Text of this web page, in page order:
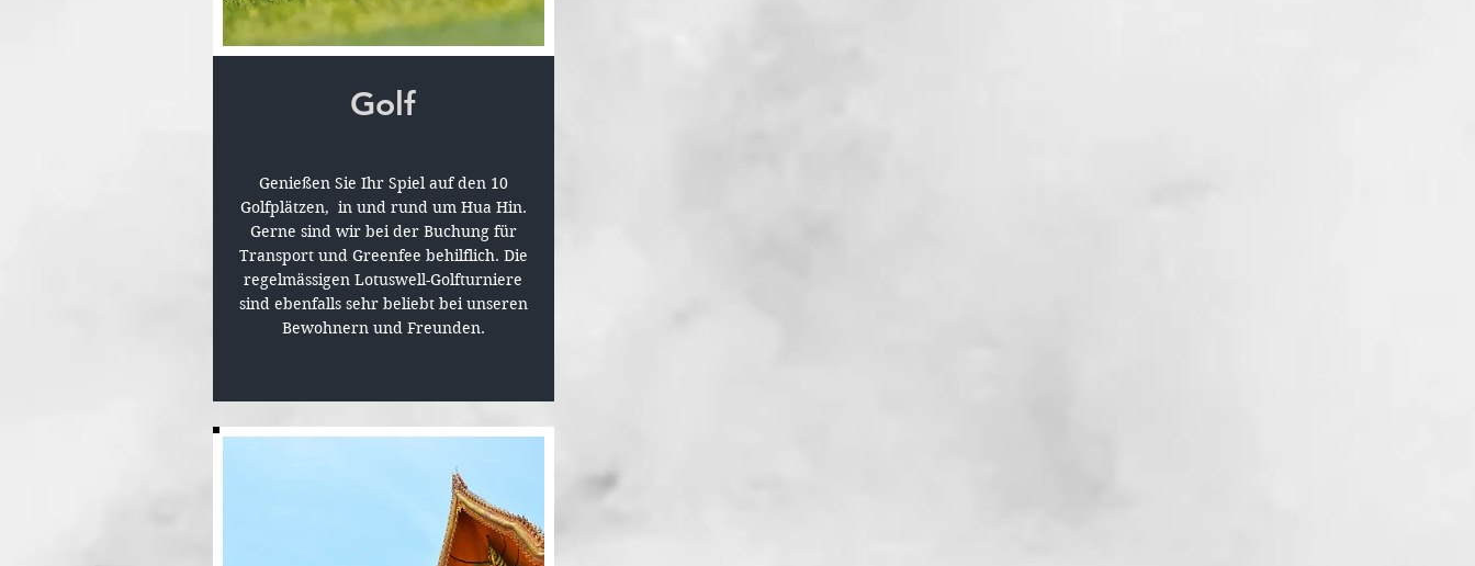
Golf
Genießen Sie Ihr Spiel auf den 10
Golfplätzen, in und rund um Hua Hin.
Gerne sind wir bei der Buchung für
Transport und Greenfee behilflich. Die
regelmässigen Lotuswell-Golfturniere
sind ebenfalls sehr beliebt bei unseren
Bewohnern und Freunden.